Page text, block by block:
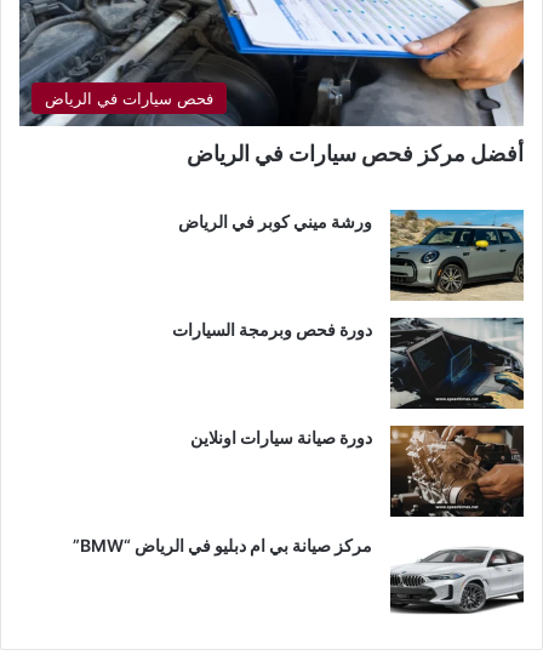
فحص سيارات في الرياض
أفضل مركز فحص سيارات في الرياض
ورشة ميني كوبر في الرياض
دورة فحص وبرمجة السيارات
دورة صيانة سيارات اونلاين
مركز صيانة بي ام دبليو في الرياض “BMW”